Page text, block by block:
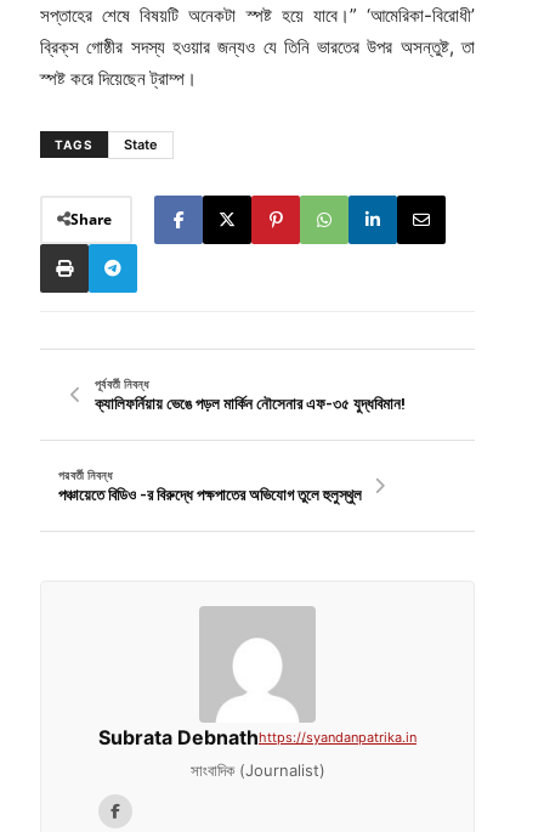
সপ্তাহের শেষে বিষয়টি অনেকটা স্পষ্ট হয়ে যাবে।” ‘আমেরিকা-বিরোধী’
ব্রিক্‌স গোষ্ঠীর সদস্য হওয়ার জন্যও যে তিনি ভারতের উপর অসন্তুষ্ট, তা
স্পষ্ট করে দিয়েছেন ট্রাম্প।
TAGS State
Share
পূর্ববর্তী নিবন্ধ
ক্যালিফর্নিয়ায় ভেঙে পড়ল মার্কিন নৌসেনার এফ-৩৫ যুদ্ধবিমান!
পরবর্তী নিবন্ধ
পঞ্চায়েতে বিডিও -র বিরুদ্ধে পক্ষপাতের অভিযোগ তুলে হুলুস্থুল
Subrata Debnathhttps://syandanpatrika.in
সাংবাদিক (Journalist)